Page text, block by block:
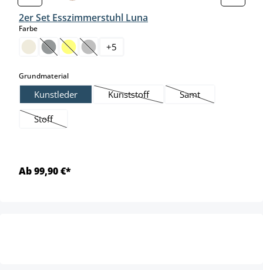
2er Set Esszimmerstuhl Luna
Farbeauswählen
(Diese Option ist zurzeit nicht verfügbar.)
(Diese Option ist zurzeit nicht verfügbar.)
(Diese Option ist zurzeit nicht verfügbar.)
+5
Grundmaterialauswählen
Kunstleder Kunststoff
(Diese Option ist zurzeit nicht
Samt
(Diese Option ist
Stoff
(Diese Option ist zurzeit nicht verfügbar.)
Ab 99,90 €*